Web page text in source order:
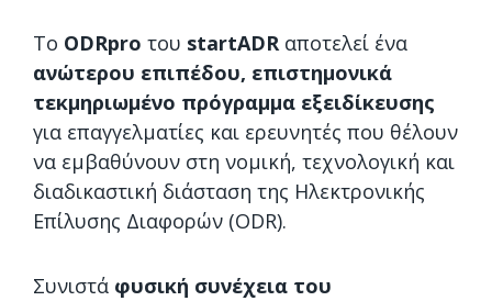
Το ODRpro του startADRαποτελεί ένα
ανώτερου επιπέδου, επιστημονικά
τεκμηριωμένο πρόγραμμα εξειδίκευσης
για επαγγελματίες και ερευνητές που θέλουν
να εμβαθύνουν στη νομική, τεχνολογική και
διαδικαστική διάσταση της Ηλεκτρονικής
Επίλυσης Διαφορών (ODR).
Συνιστά φυσική συνέχεια του